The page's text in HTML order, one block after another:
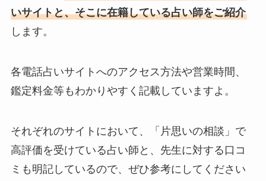
いサイトと、そこに在籍している占い師をご紹介
します。
各電話占いサイトへのアクセス方法や営業時間、
鑑定料金等もわかりやすく記載していますよ。
それぞれのサイトにおいて、「片思いの相談」で
高評価を受けている占い師と、先生に対する口コ
ミも明記しているので、ぜひ参考にしてください